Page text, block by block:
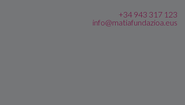
+34 943 317 123
info@matiafundazioa.eus